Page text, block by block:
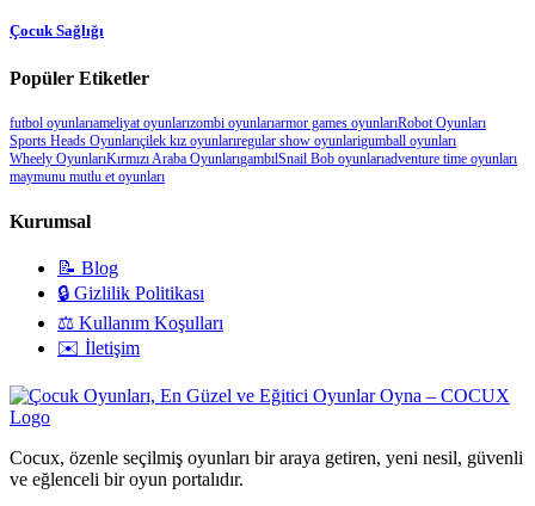
Çocuk Sağlığı
Popüler Etiketler
futbol oyunlarıameliyat oyunlarızombi oyunlarıarmor games oyunlarıRobot Oyunları
Sports Heads Oyunlarıçilek kız oyunlarıregular show oyunlarigumball oyunları
Wheely OyunlarıKırmızı Araba OyunlarıgambılSnail Bob oyunlarıadventure time oyunları
maymunu mutlu et oyunları
Kurumsal
📝 Blog
🔒 Gizlilik Politikası
⚖️ Kullanım Koşulları
✉️ İletişim
Cocux, özenle seçilmiş oyunları bir araya getiren, yeni nesil, güvenli
ve eğlenceli bir oyun portalıdır.